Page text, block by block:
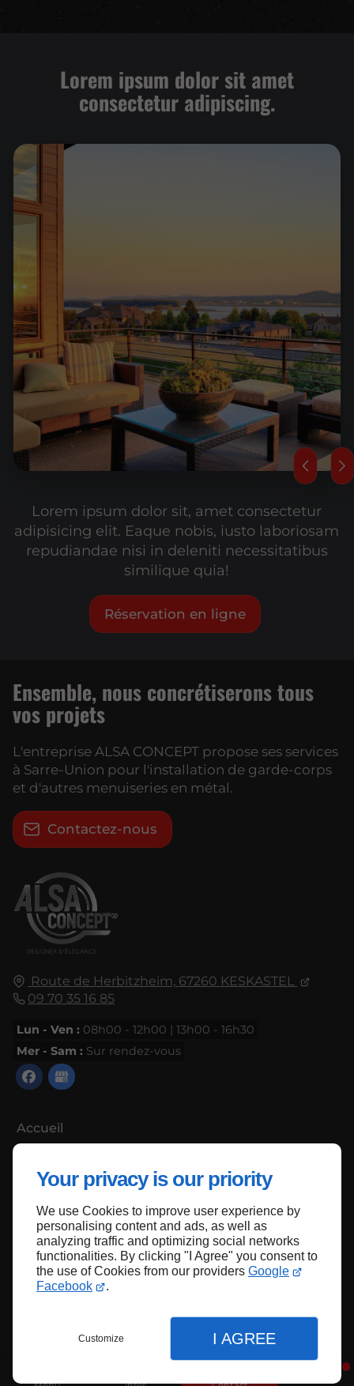
Your privacy is our priority
We use Cookies to improve user experience by
personalising content and ads, as well as
analyzing traffic and optimizing social networks
functionalities. By clicking "I Agree" you consent to
the use of Cookies from our providers Google
Facebook
.
Customize I AGREE
Lorem ipsum dolor sit amet
consectetur adipiscing.
Lorem ipsum dolor sit, amet consectetur
adipisicing elit. Eaque nobis, iusto laboriosam
repudiandae nisi in deleniti necessitatibus
similique quia!
Réservation en ligne
Route de Herbitzheim, 67260 KESKASTEL
09 70 35 16 85
Lun - Ven : 08h00 - 12h00 | 13h00 - 16h30
Mer - Sam : Sur rendez-vous
Accueil
Mentions légales
Plan du site
Ensemble, nous concrétiserons tous
vos projets
L'entreprise ALSA CONCEPT propose ses services
à Sarre-Union pour l'installation de garde-corps
et d'autres menuiseries en métal.
Contactez-nous
Haut de page